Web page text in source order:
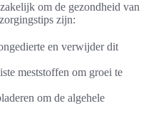
om de gezondheid van
zijn:
en verwijder dit
meststoffen om groei te
om de algehele